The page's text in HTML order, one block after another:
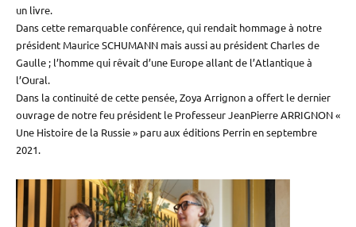
un livre.
Dans cette remarquable conférence, qui rendait hommage à notre
président Maurice SCHUMANN mais aussi au président Charles de
Gaulle ; l’homme qui rêvait d’une Europe allant de l’Atlantique à
l’Oural.
Dans la continuité de cette pensée, Zoya Arrignon a offert le dernier
ouvrage de notre feu président le Professeur JeanPierre ARRIGNON «
Une Histoire de la Russie » paru aux éditions Perrin en septembre
2021.